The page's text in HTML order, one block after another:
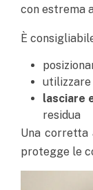
con estrema
È
utilizzare
lasciare
residua
Una corretta
protegge le